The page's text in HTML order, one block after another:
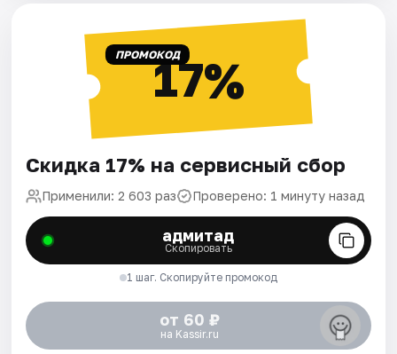
ПРОМОКОД17%
Скидка 17% на сервисный сбор
Применили: 2 603 раз Проверено: 1 минуту назад
адмитад
Скопировать
1 шаг. Скопируйте промокод
от 60 ₽
на Kassir.ru